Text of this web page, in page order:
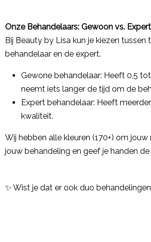
Onze Behandelaars: Gewoon vs. Expert
Bij Beauty by Lisa kun je kiezen
behandelaar en de expert.
Gewone behandelaar: Heeft 0,5
neemt iets langer de tijd om de
Expert behandelaar: Heeft
kwaliteit.
Wij hebben alle kleuren (170+) om
jouw behandeling en geef je handen
✨ Wist je dat er ook duo